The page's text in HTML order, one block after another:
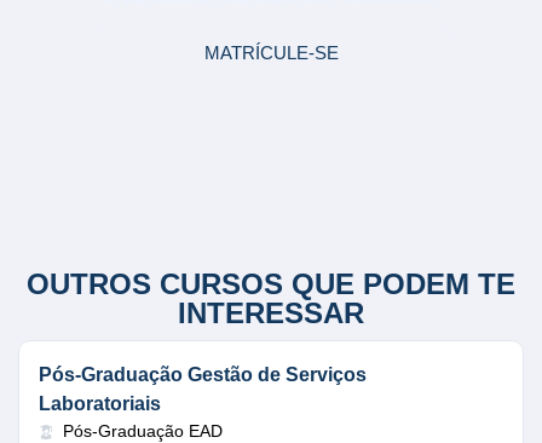
MATRÍCULE-SE
OUTROS CURSOS QUE PODEM TE
INTERESSAR
Pós-Graduação Gestão de Serviços
Laboratoriais
Pós-Graduação EAD